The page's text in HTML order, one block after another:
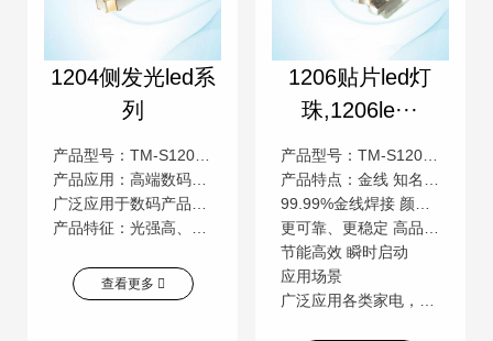
1204侧发光led系
列
产品应用：高端数码应用、电子产品应用、家用电器应用、信号指示应用、仪器仪表应用、工业照明应用。
广泛应用于数码产品，家用电器，消费类电子产品，LCD背光，汽车电子，仪器仪表，工业设备，电子玩具。显示屏，户外装饰，工业照明等。
产品特征：光强高、低衰减、功耗低、高效能、超长寿命、多种色彩可选择
查看更多
1206贴片led灯
珠,1206le···
产品型号：TM-S1206H-E
产品特点：金线 知名芯片 低压直流
99.99%金线焊接 颜色一致性高 低压直流操作
更可靠、更稳定 高品质，高流明 更安全
节能高效 瞬时启动
应用场景
广泛应用各类家电，电子产品、照明灯饰、数码产品、汽车电子、通信交通指示、城市亮化工程的相关产业